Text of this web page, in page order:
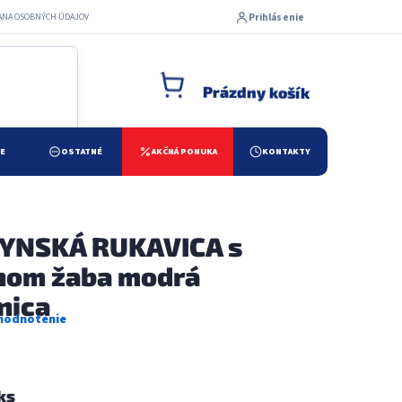
OSOBNÝCH ÚDAJOV Prihlásenie
NÁKUPNÝ KOŠÍK
Prázdny košík
OSTATNÉ AKČNÁ PONUKA KONTAKTY
RUKAVICA s
žaba modrá